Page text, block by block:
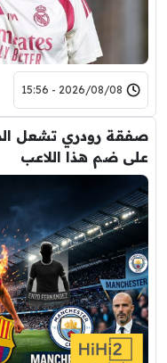
2026/08/08 - 15:56
صفقة رودري تشعل
على ضم هذا اللاعب